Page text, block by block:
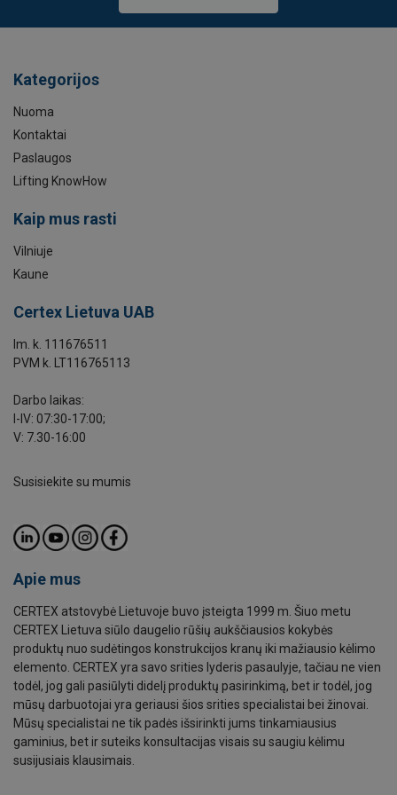
Pateikti užklausą
Kategorijos
Nuoma
Kontaktai
Paslaugos
Lifting KnowHow
Kaip mus rasti
Vilniuje
Kaune
Certex Lietuva UAB
Im. k. 111676511
PVM k. LT116765113
Darbo laikas:
I-IV: 07:30-17:00;
V: 7.30-16:00
Susisiekite su mumis
Apie mus
CERTEX atstovybė Lietuvoje buvo įsteigta 1999 m. Šiuo metu
CERTEX Lietuva siūlo daugelio rūšių aukščiausios kokybės
produktų nuo sudėtingos konstrukcijos kranų iki mažiausio kėlimo
elemento. CERTEX yra savo srities lyderis pasaulyje, tačiau ne vien
todėl, jog gali pasiūlyti didelį produktų pasirinkimą, bet ir todėl, jog
mūsų darbuotojai yra geriausi šios srities specialistai bei žinovai.
Mūsų specialistai ne tik padės išsirinkti jums tinkamiausius
gaminius, bet ir suteiks konsultacijas visais su saugiu kėlimu
susijusiais klausimais.